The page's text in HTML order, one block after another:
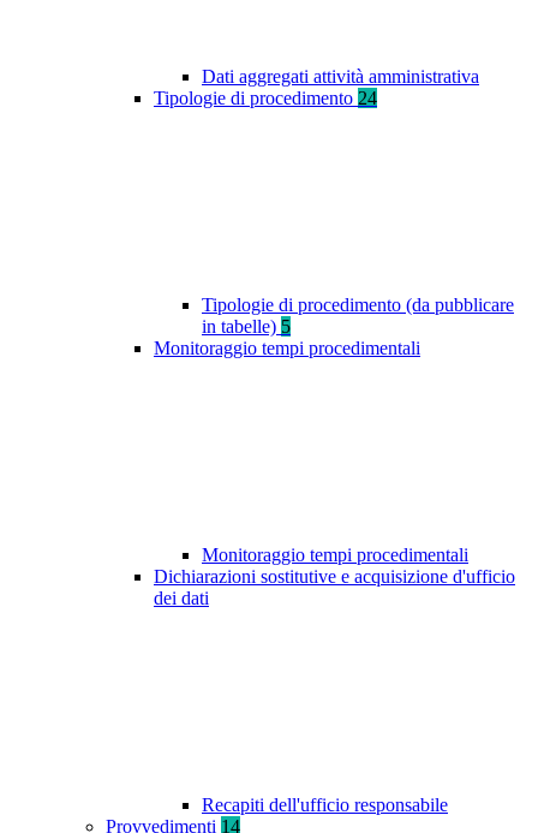
Dati aggregati attività amministrativa
Tipologie di procedimento 24
Tipologie di procedimento (da pubblicare
in tabelle) 5
Monitoraggio tempi procedimentali
Monitoraggio tempi procedimentali
Dichiarazioni sostitutive e acquisizione d'ufficio
dei dati
Recapiti dell'ufficio responsabile
Provvedimenti 14